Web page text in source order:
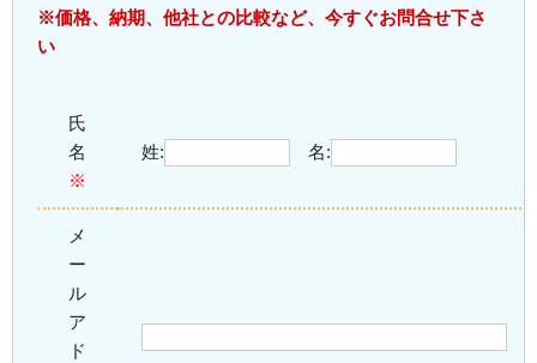
※価格、納期、他社との比較など、今すぐお問合せ下さ
い
氏
名
※
姓: 名:
メ
ー
ル
ア
ド